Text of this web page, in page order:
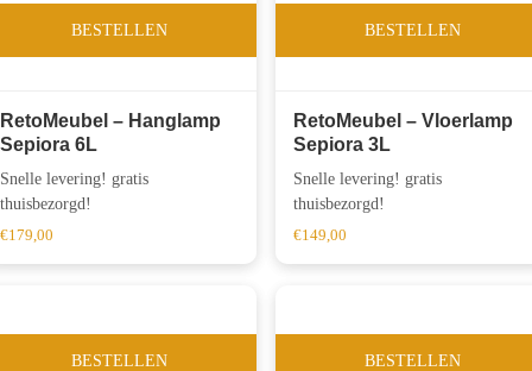
BESTELLEN
RetoMeubel – Hanglamp
Sepiora 6L
Snelle levering! gratis
thuisbezorgd!
€179,00
BESTELLEN
RetoMeubel – Vloerlamp
Sepiora 3L
Snelle levering! gratis
thuisbezorgd!
€149,00
BESTELLEN BESTELLEN